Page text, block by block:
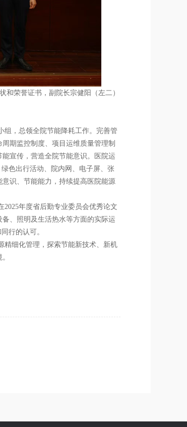
副院长宗健阳（左二）
组，总领全院节能降耗工作。完善管
期监控制度、项目运维质量管理制
宣传，营造全院节能意识。医院运
色出行活动、院内网、电子屏、张
识、节能能力，持续提高医院能源
年度省后勤专业委员会优秀论文
、照明及生活热水等方面的实际运
行的认可。
精细化管理，探索节能新技术、新机